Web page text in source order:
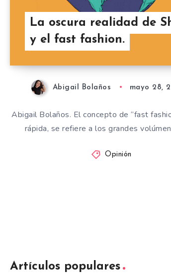
La oscura realidad de
y el fast fashion.
Abigail Bolaños mayo 28,
Abigail Bolaños. El concepto de “fast
rápida, se refiere a los grandes
Opinión
Artículos populares